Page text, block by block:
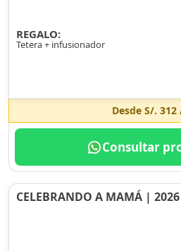
REGALO:
Tetera + infusionador
Desde S/. 312
Consultar
CELEBRANDO A MAMÁ | 2026